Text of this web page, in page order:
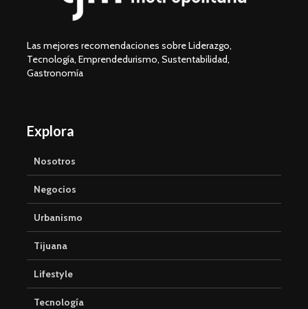
Las mejores recomendaciones sobre Liderazgo,
Tecnología, Emprendedurismo, Sustentabilidad,
Gastronomía
Explora
Nosotros
Negocios
Urbanismo
Tijuana
Lifestyle
Tecnología